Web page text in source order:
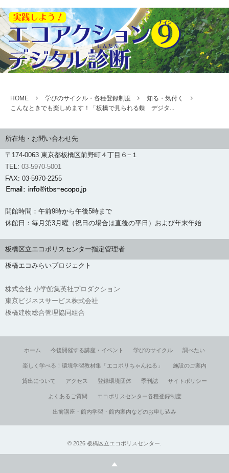
HOME 学びのサイクル・各種登録制度
知る・気付く
こんなときでも楽しめます！「板橋で見られる蝶 デジタ...
所在地・お問い合わせ先
〒174-0063 東京都板橋区前野町４丁目６−１
TEL: 03-5970-5001
FAX: 03-5970-2255
開館時間：午前9時から午後5時まで
休館日：毎月第3月曜（祝日の場合は直後の平日）および年末年始
板橋区立エコポリスセンター指定管理者
板橋エコみらいプロジェクト
株式会社 小学館集英社プロダクション
東京ビジネスサービス株式会社
板橋建物総合管理協同組合
ホーム 今後開催する講座・イベント 学びのサイクル 調べたい
楽しく学べる！環境学習教材集「エコポリちゃんねる」 施設のご案内
貸出について アクセス 登録環境団体 季刊誌 サイトポリシー
よくあるご質問 エコポリスセンター各種登録制度
出前講座・館内学習・館内案内などのお申し込み
© 2026 板橋区立エコポリスセンター